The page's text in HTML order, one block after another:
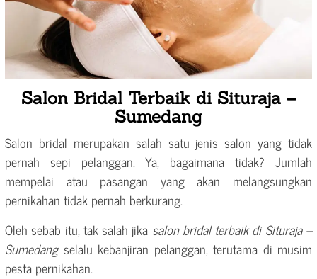
Salon Bridal Terbaik di Situraja –
Sumedang
Salon bridal merupakan salah satu jenis salon yang tidak
pernah sepi pelanggan. Ya, bagaimana tidak? Jumlah
mempelai atau pasangan yang akan melangsungkan
pernikahan tidak pernah berkurang.
Oleh sebab itu, tak salah jika salon bridal terbaik di Situraja –
Sumedangselalu kebanjiran pelanggan, terutama di musim
pesta pernikahan.